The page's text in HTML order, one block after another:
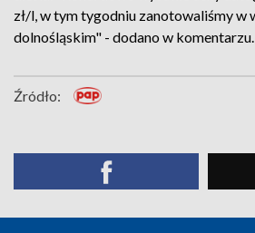
zł/l, w tym tygodniu zanotowaliśmy w
dolnośląskim" - dodano w komentarzu.
Źródło: